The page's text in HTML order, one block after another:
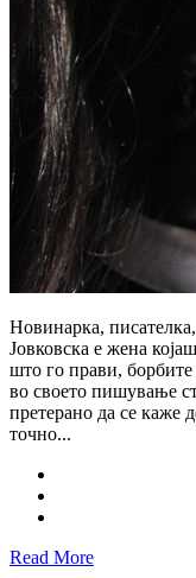
Новинарка,
Јовковска е жена
што го прави,
во своето пишување
претерано да се каже
точно...
Read More